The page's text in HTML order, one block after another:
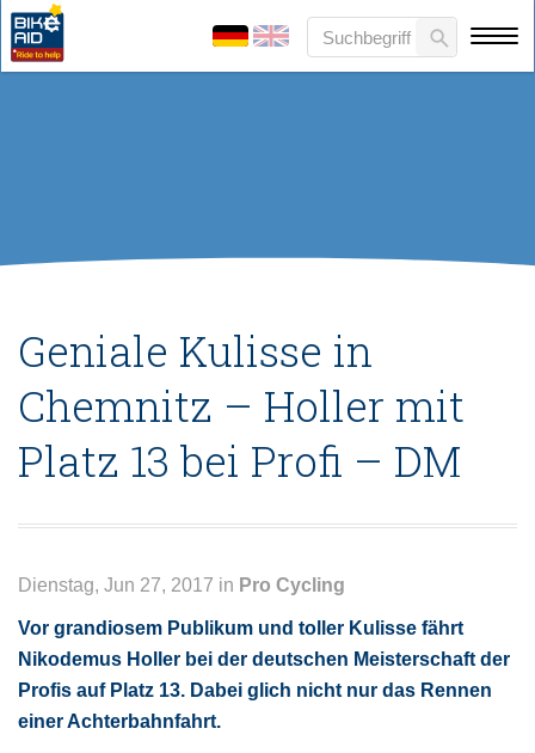
Geniale Kulisse in
Chemnitz – Holler mit
Platz 13 bei Profi – DM
Dienstag, Jun 27, 2017 in Pro Cycling
Vor grandiosem Publikum und toller Kulisse fährt
Nikodemus Holler bei der deutschen Meisterschaft der
Profis auf Platz 13. Dabei glich nicht nur das Rennen
einer Achterbahnfahrt.